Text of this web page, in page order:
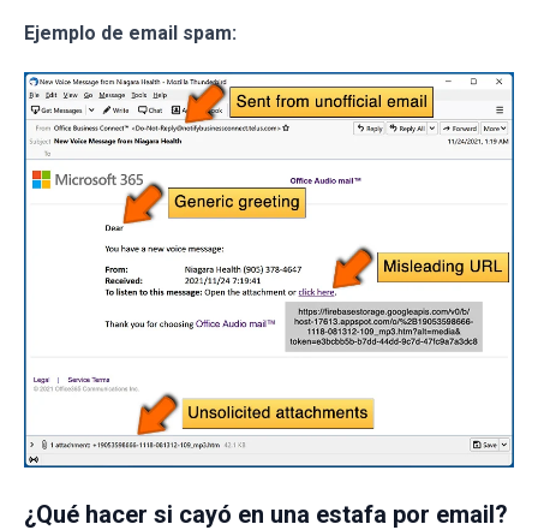
Ejemplo de email spam:
¿Qué hacer si cayó en una estafa por email?